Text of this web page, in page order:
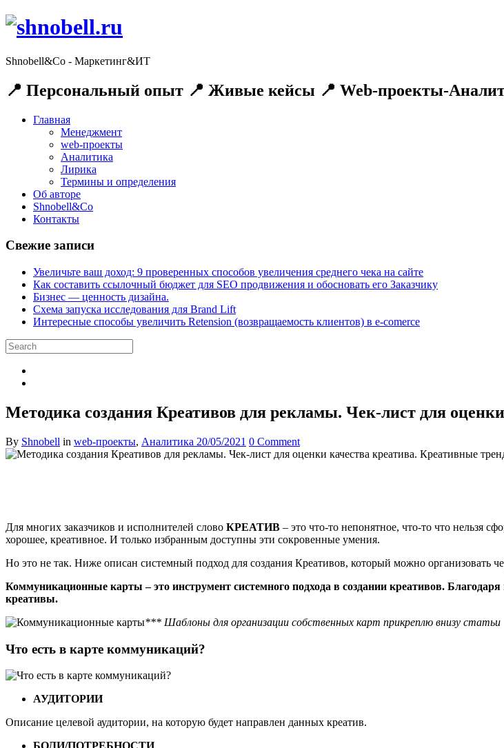
Shnobell&Co - Маркетинг&ИТ
📍 Персональный опыт 📍 Живые кейсы 📍 Web-проекты-
Главная
Менеджмент
web-проекты
Аналитика
Лирика
Термины и определения
Об авторе
Shnobell&Co
Контакты
Свежие записи
Увеличьте ваш доход: 9 проверенных способов увеличения среднего чека на сайте
Как составить ссылочный бюджет для SEO продвижения и обосновать его Заказчику
Бизнес — ценность дизайна.
Схема запуска исследования для Brand Lift
Интересные способы увеличить Retension (возвращаемость клиентов) в e-comerce
Методика создания Креативов для рекламы. Чек-лист для
By Shnobell in web-проекты, Аналитика 20/05/2021 0 Comment
Для многих заказчиков и исполнителей слово КРЕАТИВ – это что-то непонятное, что-то что нельзя
хорошее, креативное. И только избранным доступны эти сокровенные умения.
Но это не так. Ниже описан системный подход для создания Креативов, который можно организовать
Коммуникационные карты – это инструмент системного подхода в создании креативов.
креативы.
*** Шаблоны для организации собственных карт прикреплю внизу статьи
Что есть в карте коммуникаций?
АУДИТОРИИ
Описание целевой аудитории, на которую будет направлен данных креатив.